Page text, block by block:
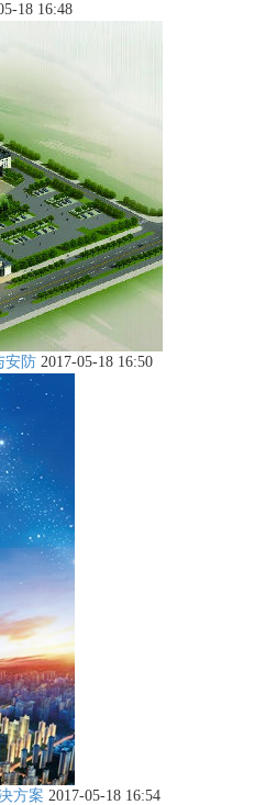
18 16:48
安防 2017-05-18 16:50
方案 2017-05-18 16:54